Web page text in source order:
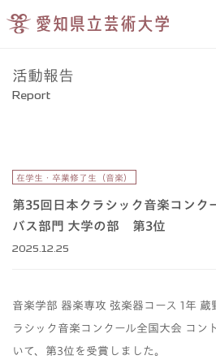
活動報告
Report
在学生・卒業修了生（音楽）
第35回日本クラシック音楽コンク
バス部門 大学の部 第3位
2025.12.25
音楽学部 器楽専攻 弦楽器コース 1年 蔵
ラシック音楽コンクール全国大会 コン
いて、第3位を受賞しました。